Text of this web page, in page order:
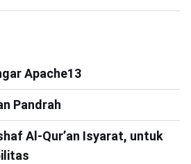
Apache13
Pandrah
Al-Qur’an Isyarat, untuk